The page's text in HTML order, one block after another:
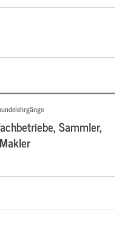
Sammler,